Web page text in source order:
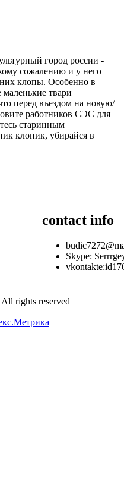
город россии -
сожалению и у него
клопы. Особенно в
твари
перед въездом на новую/
работников СЭС для
старинным
клопик, убирайся в
contact info
Skype:
rights reserved